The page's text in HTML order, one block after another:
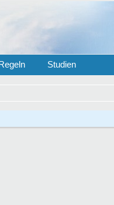
Studien